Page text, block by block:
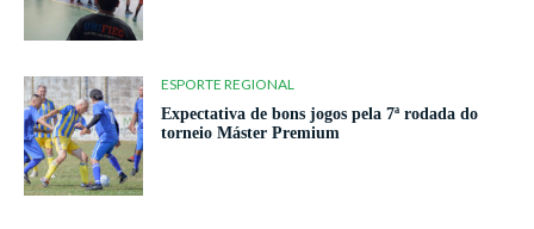
ESPORTE REGIONAL
Expectativa de bons jogos pela 7ª rodada do
torneio Máster Premium